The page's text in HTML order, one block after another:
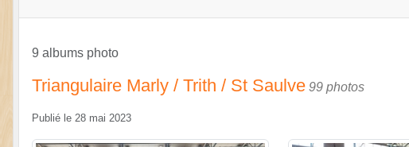
9 albums photo
Triangulaire Marly / Trith / St Saulve 99 photos
Publié le 28 mai 2023